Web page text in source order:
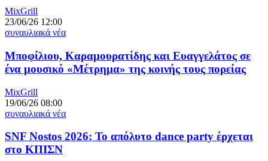
MixGrill
23/06/26 12:00
συναυλιακά νέα
Μποφίλιου, Καραμουρατίδης και Ευαγγελάτος σε
ένα μουσικό «Μέτρημα» της κοινής τους πορείας
MixGrill
19/06/26 08:00
συναυλιακά νέα
SNF Nostos 2026: To απόλυτο dance party έρχεται
στο ΚΠΙΣΝ